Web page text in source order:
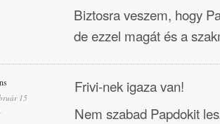
Biztosra veszem, hogy
de ezzel magát és a
15
Frivi-nek igaza van!
Nem szabad Papdokit